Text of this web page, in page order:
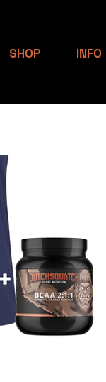
SHOP INFO